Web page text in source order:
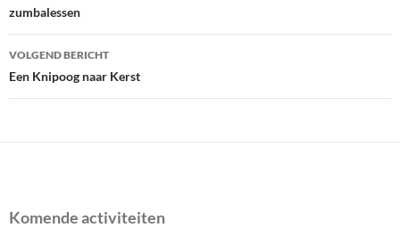
navigatie
zumbalessen
VOLGEND BERICHT
Een Knipoog naar Kerst
Komende activiteiten